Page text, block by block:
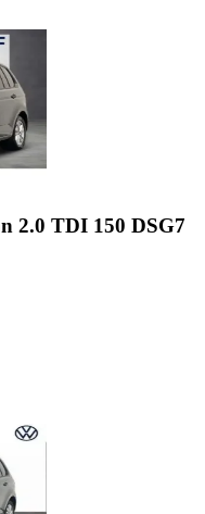
2.0 TDI 150 DSG7